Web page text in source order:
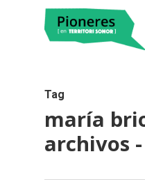
Tag
maría
archivos